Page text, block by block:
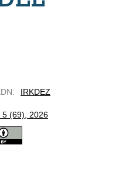
: IRKDEZ
(69), 2026